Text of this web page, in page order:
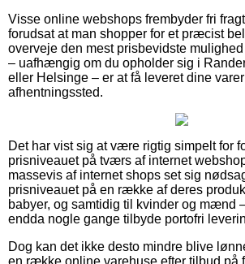
Visse online webshops frembyder fri
forudsat at man shopper for et præcist
overveje den mest prisbevidste
– uafhængig om du opholder sig i
eller Helsinge – er at få leveret dine
afhentningssted.
Det har vist sig at være rigtig simpelt for
prisniveauet på tværs af internet
massevis af internet shops set sig
prisniveauet på en række af deres
babyer, og samtidig til kvinder og mænd
endda nogle gange tilbyde portofri
Dog kan det ikke desto mindre blive